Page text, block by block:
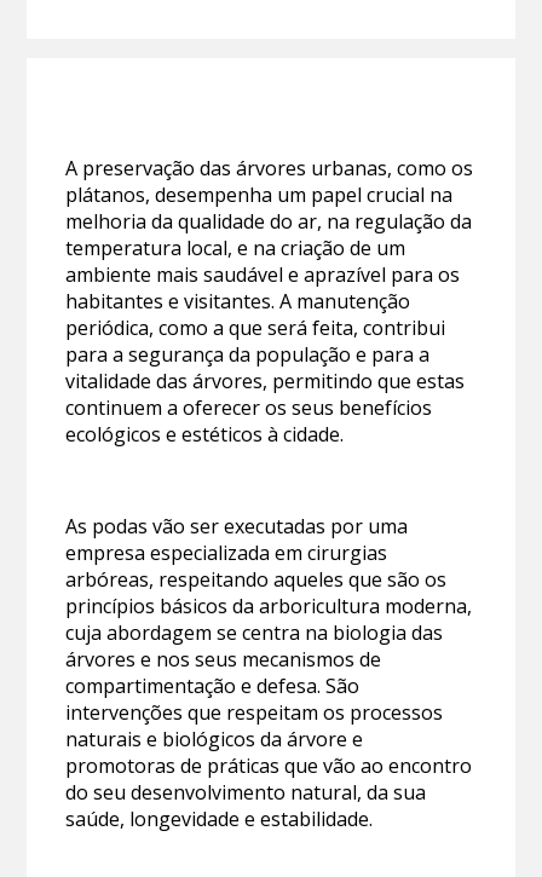
A preservação das árvores urbanas, como os
plátanos, desempenha um papel crucial na
melhoria da qualidade do ar, na regulação da
temperatura local, e na criação de um
ambiente mais saudável e aprazível para os
habitantes e visitantes. A manutenção
periódica, como a que será feita, contribui
para a segurança da população e para a
vitalidade das árvores, permitindo que estas
continuem a oferecer os seus benefícios
ecológicos e estéticos à cidade.
As podas vão ser executadas por uma
empresa especializada em cirurgias
arbóreas, respeitando aqueles que são os
princípios básicos da arboricultura moderna,
cuja abordagem se centra na biologia das
árvores e nos seus mecanismos de
compartimentação e defesa. São
intervenções que respeitam os processos
naturais e biológicos da árvore e
promotoras de práticas que vão ao encontro
do seu desenvolvimento natural, da sua
saúde, longevidade e estabilidade.